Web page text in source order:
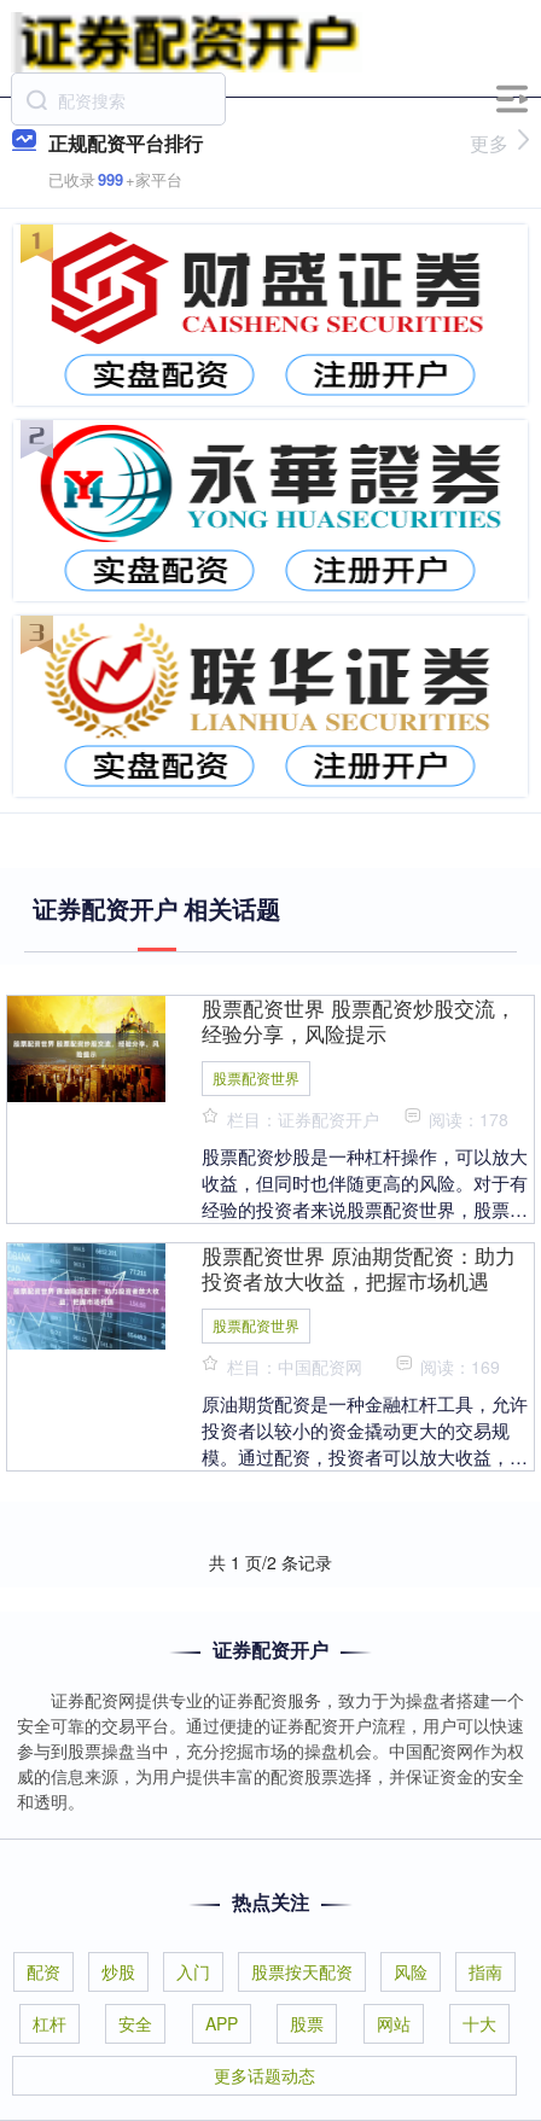
正规配资平台排行
已收录999+家平台
更多
证券配资开户 相关话题
股票配资世界 股票配资炒股交流，
经验分享，风险提示
股票配资世界
栏目：证券配资开户 阅读：178
股票配资炒股是一种杠杆操作，可以放大
收益，但同时也伴随更高的风险。对于有
经验的投资者来说股票配资世界，股票配
誉和可靠性....
股票配资世界 原油期货配资：助力
投资者放大收益，把握市场机遇
股票配资世界
栏目：中国配资网 阅读：169
原油期货配资是一种金融杠杆工具，允许
投资者以较小的资金撬动更大的交易规
模。通过配资，投资者可以放大收益，同
共 1 页/2 条记录
证券配资开户
证券配资网提供专业的证券配资服务，致力于为操盘者搭建一个
安全可靠的交易平台。通过便捷的证券配资开户流程，用户可以快速
参与到股票操盘当中，充分挖掘市场的操盘机会。中国配资网作为权
威的信息来源，为用户提供丰富的配资股票选择，并保证资金的安全
和透明。
热点关注
配资 炒股 入门 股票按天配资 风险 指南
杠杆 安全 APP 股票 网站 十大
更多话题动态